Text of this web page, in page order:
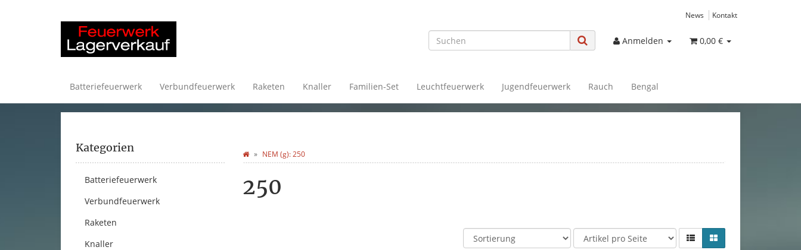
News Kontakt
Anmelden 0,00 €
Batteriefeuerwerk Verbundfeuerwerk Raketen Knaller Familien-Set Leuchtfeuerwerk Jugendfeuerwerk Rauch Bengal
NEM (g): 250
250
Kategorien
Batteriefeuerwerk
Verbundfeuerwerk
Raketen
Knaller